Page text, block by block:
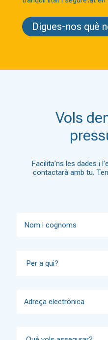
Digues-nos què
Vols
Facilita’ns les dades i
contactarà amb tu.